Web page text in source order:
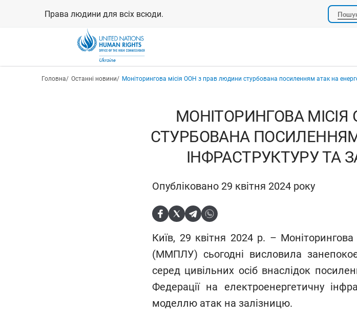
Права людини для всіх всюди.
Рядок навіґації
Головна Останні новини Моніторингова місія ООН з прав людини стурбована посиленням атак на
МОНІТОРИНГОВА
СТУРБОВАНА
ІНФРАСТРУКТУРУ ТА
Опубліковано 29 квітня 2024 року
Київ, 29 квітня 2024 р. –
(ММПЛУ) сьогодні висловила
серед цивільних осіб внаслідок
Федерації на електроенергетичну
моделлю атак на залізницю.